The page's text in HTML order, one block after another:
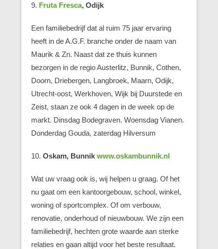
9. Fruta Fresca, Odijk
Een familiebedrijf dat al ruim 75 jaar ervaring
heeft in de A.G.F. branche onder de naam van
Maurik & Zn. Naast dat ze thuis kunnen
bezorgen in de regio Austerlitz, Bunnik, Cothen,
Doorn, Driebergen, Langbroek, Maarn, Odijk,
Utrecht-oost, Werkhoven, Wijk bij Duurstede en
Zeist, staan ze ook 4 dagen in de week op de
markt. Dinsdag Bodegraven. Woensdag Vianen.
Donderdag Gouda, zaterdag Hilversum
10. Oskam, Bunnik www.oskambunnik.nl
Wat uw vraag ook is, wij helpen u graag. Of het
nu gaat om een kantoorgebouw, school, winkel,
woning of sportcomplex. Of om verbouw,
renovatie, onderhoud of nieuwbouw. We zijn een
familiebedrijf, hechten grote waarde aan sterke
relaties en gaan altijd voor het beste resultaat.